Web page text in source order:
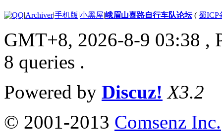
|Archiver|手机版|小黑屋|峨眉山喜路自行车队论坛( 蜀ICP
GMT+8, 2026-8-9 03:38 ,
8 queries .
Powered by Discuz! X3.2
© 2001-2013 Comsenz Inc.